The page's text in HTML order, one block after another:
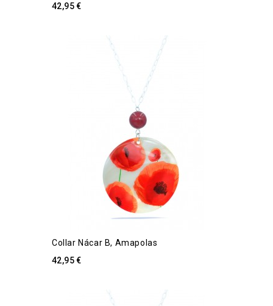
42,95 €
Collar Nácar B, Amapolas
42,95 €